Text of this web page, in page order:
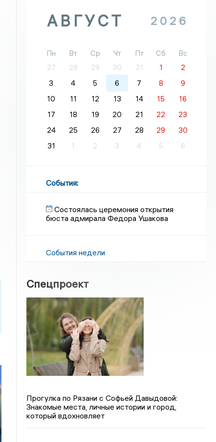
АВГУСТ 2026
Пн Вт Ср Чт Пт Сб
Вс
27
28 29 30 31 1
2
3
4 5 6 7 8
9
10
11 12 13 14 15
16
17
18 19 20 21 22
23
24
25 26 27 28 29
30
31
1 2 3 4 5 6
События:
Состоялась церемония открытия
бюста адмирала Федора Ушакова
События недели
Спецпроект
Прогулка по Рязани с Софьей Давыдовой:
Знакомые места, личные истории и город,
который вдохновляет